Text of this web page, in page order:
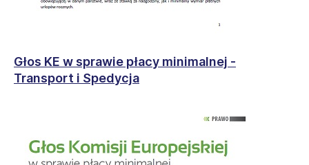
Głos KE w sprawie płacy minimalnej -
Transport i Spedycja